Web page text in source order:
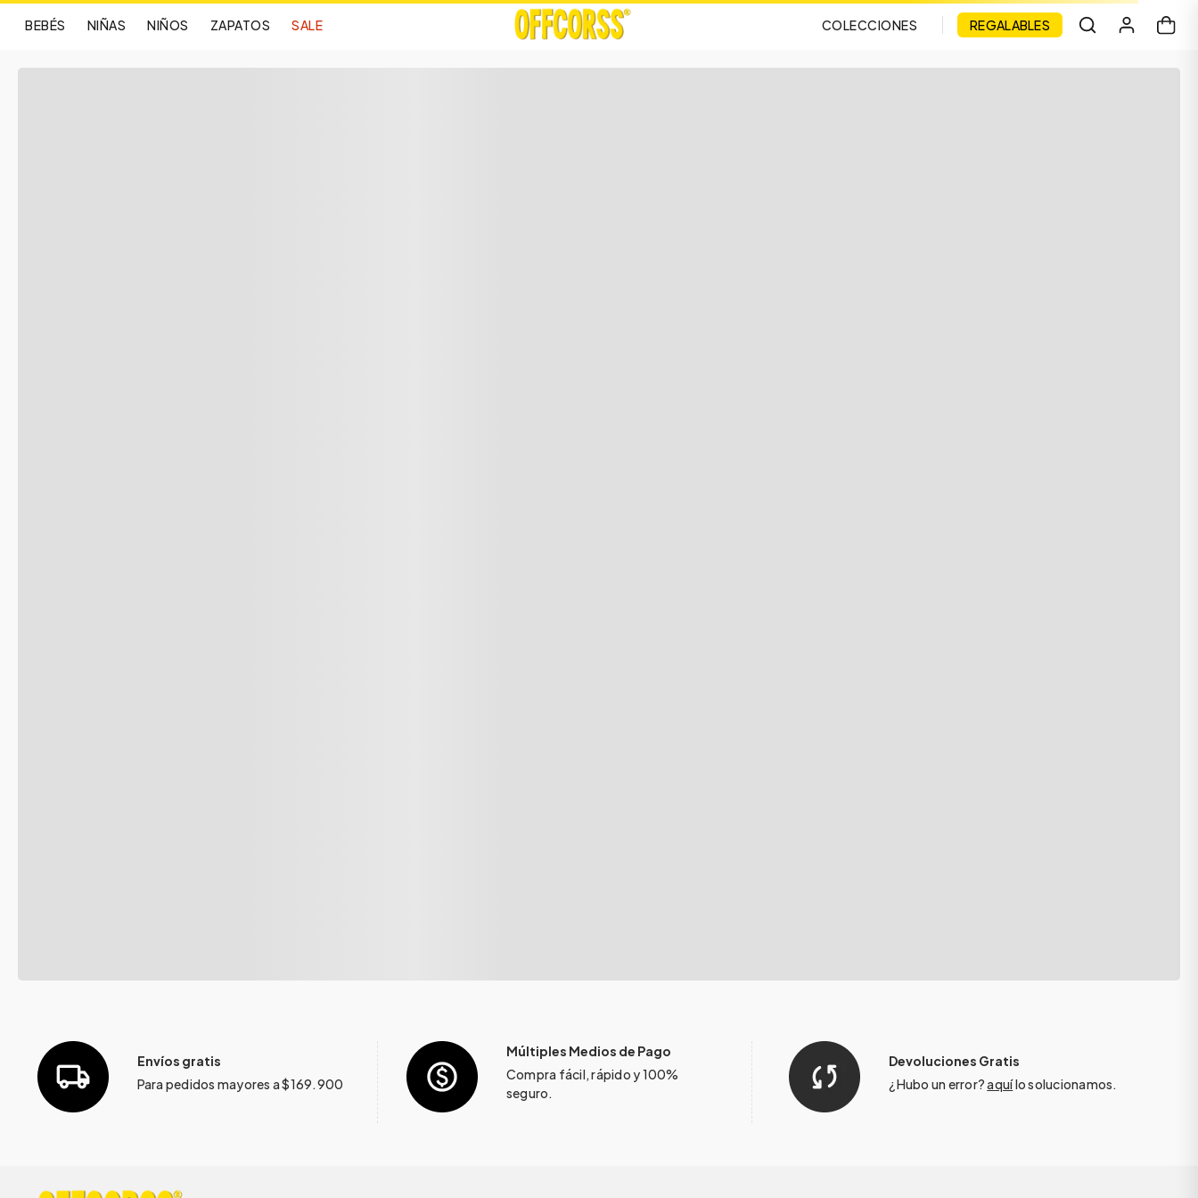
BEBÉS NIÑAS NIÑOS ZAPATOS SALE COLECCIONES REGALABLES
Envíos gratis
Para pedidos mayores a $169.900
Múltiples Medios de Pago
Compra fácil, rápido y 100%
seguro.
Devoluciones Gratis
¿Hubo un error?aquílo solucionamos.